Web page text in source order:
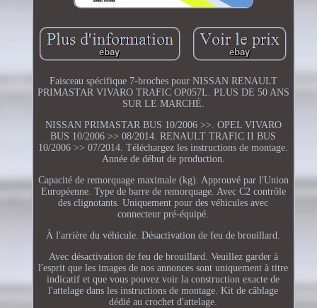
Faisceau spécifique 7-broches pour NISSAN RENAULT
PRIMASTAR VIVARO TRAFIC OP057L. PLUS DE 50 ANS
SUR LE MARCHÉ.
NISSAN PRIMASTAR BUS 10/2006 >>. OPEL VIVARO
BUS 10/2006 >> 08/2014. RENAULT TRAFIC II BUS
10/2006 >> 07/2014. Téléchargez les instructions de montage.
Année de début de production.
Capacité de remorquage maximale (kg). Approuvé par l'Union
Européenne. Type de barre de remorquage. Avec C2 contrôle
des clignotants. Uniquement pour des véhicules avec
connecteur pré-équipé.
À l'arrière du véhicule. Désactivation de feu de brouillard.
Avec désactivation de feu de brouillard. Veuillez garder à
l'esprit que les images de nos annonces sont uniquement à titre
indicatif et que vous pouvez voir la construction exacte de
l'attelage dans les instructions de montage. Kit de câblage
dédié au crochet d'attelage.